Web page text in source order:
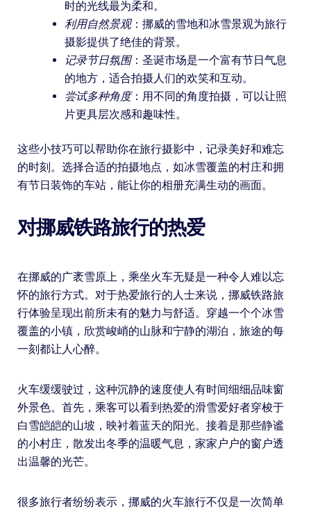
时的光线最为柔和。
利用自然景观：挪威的雪地和冰雪景观为旅行
摄影提供了绝佳的背景。
记录节日氛围：圣诞市场是一个富有节日气息
的地方，适合拍摄人们的欢笑和互动。
尝试多种角度：用不同的角度拍摄，可以让照
片更具层次感和趣味性。
这些小技巧可以帮助你在旅行摄影中，记录美好和难忘
的时刻。选择合适的拍摄地点，如冰雪覆盖的村庄和拥
有节日装饰的车站，能让你的相册充满生动的画面。
对挪威铁路旅行的热爱
在挪威的广袤雪原上，乘坐火车无疑是一种令人难以忘
怀的旅行方式。对于热爱旅行的人士来说，挪威铁路旅
行体验呈现出前所未有的魅力与舒适。穿越一个个冰雪
覆盖的小镇，欣赏峻峭的山脉和宁静的湖泊，旅途的每
一刻都让人心醉。
火车缓缓驶过，这种沉静的速度使人有时间细细品味窗
外景色。首先，乘客可以看到热爱的滑雪爱好者穿梭于
白雪皑皑的山坡，映衬着蓝天的阳光。接着是那些静谧
的小村庄，散发出冬季的温暖气息，家家户户的窗户透
出温馨的光芒。
很多旅行者纷纷表示，挪威的火车旅行不仅是一次简单